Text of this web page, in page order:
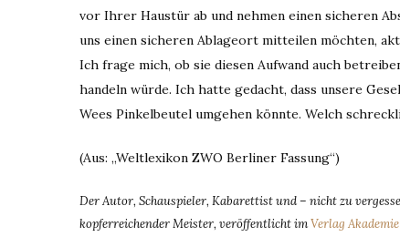
vor Ihrer Haustür ab und nehmen einen sicheren
uns einen sicheren Ablageort mitteilen möchten,
Ich frage mich, ob sie diesen Aufwand auch
handeln würde. Ich hatte gedacht, dass unsere
Wees Pinkelbeutel umgehen könnte. Welch
(Aus: „Weltlexikon ZWO Berliner Fassung“)
Der Autor, Schauspieler, Kabarettist und – nicht zu
kopferreichender Meister, veröffentlicht imVerlag